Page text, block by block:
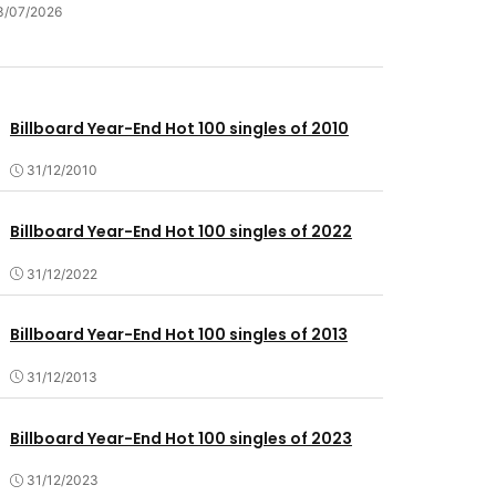
07/2026
Billboard Year-End Hot 100 singles of 2010
31/12/2010
Billboard Year-End Hot 100 singles of 2022
31/12/2022
Billboard Year-End Hot 100 singles of 2013
31/12/2013
Billboard Year-End Hot 100 singles of 2023
31/12/2023